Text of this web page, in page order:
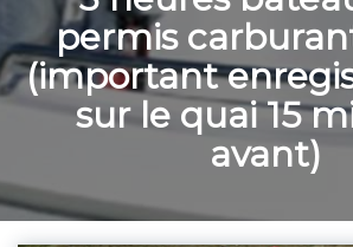
permis
(important
sur le quai 15
avant)